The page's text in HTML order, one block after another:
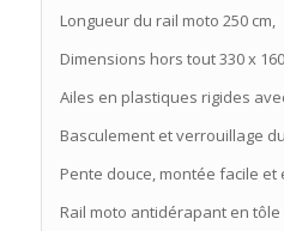
Longueur du rail moto 250 cm,
Dimensions hors tout 330 x
Ailes en plastiques rigides
Basculement et verrouillage
Pente douce, montée facile et
Rail moto antidérapant en